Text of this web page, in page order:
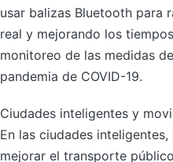
usar balizas Bluetooth para
real y mejorando los
monitoreo de las medidas
pandemia de COVID-19.
Ciudades inteligentes y
En las ciudades
mejorar el transporte